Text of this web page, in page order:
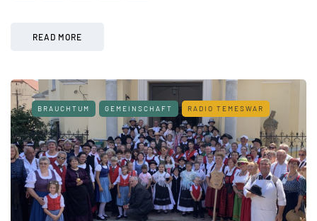
READ MORE
BRAUCHTUM GEMEINSCHAFT RADIO TEMESWAR